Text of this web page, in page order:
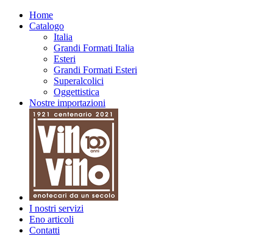
Home
Catalogo
Italia
Grandi Formati Italia
Esteri
Grandi Formati Esteri
Superalcolici
Oggettistica
Nostre importazioni
I nostri servizi
Eno articoli
Contatti